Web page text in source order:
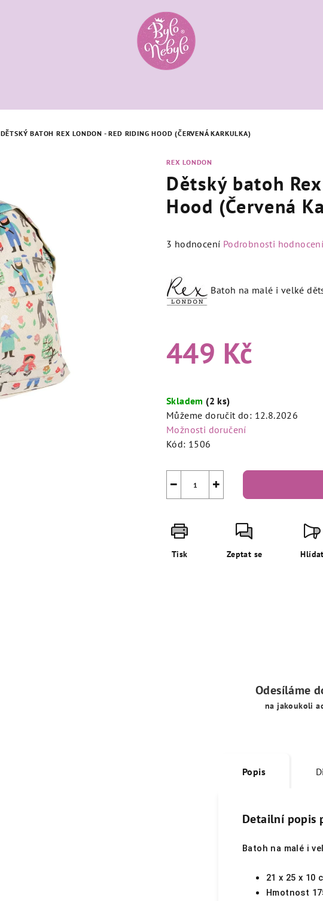
DĚTSKÝ BATOH REX LONDON - RED RIDING HOOD (ČERVENÁ KARKULKA)
REX LONDON
Dětský batoh
Hood (Červená
Průměrné
je
3,7
hvězdiček.
3 hodnocení Podrobnosti hodnocení
Batoh na malé i velké
449 Kč
cena:
Skladem (2 ks)
Můžeme doručit do: 12.8.2026
Možnosti doručení
Kód: 1506
+
−
Tisk Zeptat se Hlídat
Odesíláme
na jakoukoli
Popis
Detailní popis
Batoh na malé i
21 x 25 x 10
Hmotnost